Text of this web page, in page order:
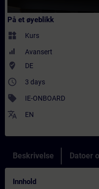
På et øyeblikk
widgets Kurs
Avansert
where_to_vote DE
access_time 3 days
sell IE-ONBOARD
translate EN
Beskrivelse Datoer
Innhold